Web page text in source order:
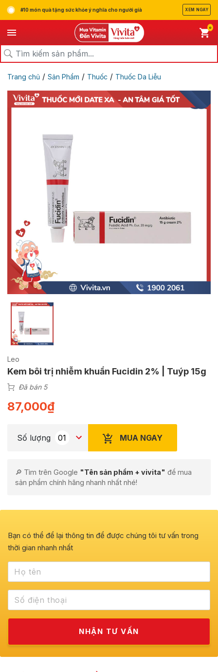
#10 món quà tặng sức khỏe ý nghĩa cho người già XEM NGAY
0
Trang chủ / Sản Phẩm / Thuốc / Thuốc Da Liễu
Leo
Kem bôi trị nhiễm khuẩn Fucidin 2% | Tuýp 15g
Đã bán 5
87,000₫
Số lượng MUA NGAY
🔎 Tìm trên Google "Tên sản phẩm + vivita" để mua
sản phẩm chính hãng nhanh nhất nhé!
Bạn có thể để lại thông tin để được chúng tôi tư vấn trong
thời gian nhanh nhất